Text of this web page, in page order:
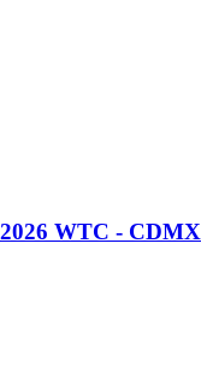
WTC - CDMX